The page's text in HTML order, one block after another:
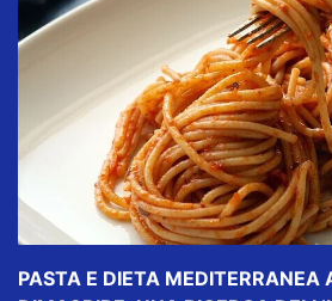
PASTA E DIETA MEDITERRANEA